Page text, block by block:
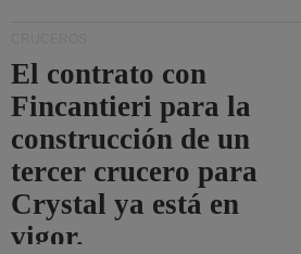
El contrato con
Fincantieri para la
construcción de un
tercer crucero para
Crystal ya está en
vigor.